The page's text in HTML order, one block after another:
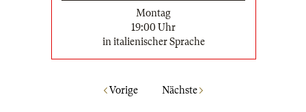
Montag
19:00 Uhr
in italienischer Sprache
Vorige Nächste